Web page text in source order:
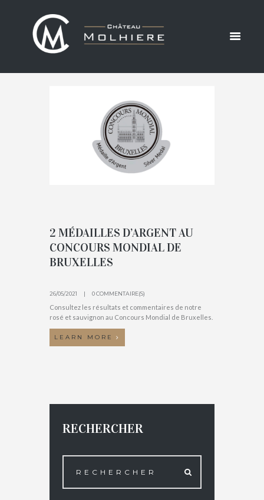
2021
ACCUEIL
DAILY ARCHIVES: 26 MAI 2021
2 MÉDAILLES D’ARGENT AU
CONCOURS MONDIAL DE
BRUXELLES
26/05/2021 0 COMMENTAIRE(S)
Consultez les résultats et commentaires de notre
rosé et sauvignon au Concours Mondial de Bruxelles.
LEARN MORE
RECHERCHER